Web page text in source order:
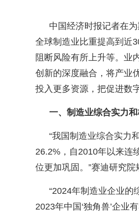
中国经济时报记者在
全球制造业比重提高到近
阻断风险有所上升等。业
创新的深度融合，将产业
投入更多资源，把促进数
一、制造业综合实力
“我国制造业综合实力
26.2% ，自 2010年以来连
位更加巩固。 ”赛迪研究院
“2024年制造业企业的
2023年中国 ‘独角兽’企业有